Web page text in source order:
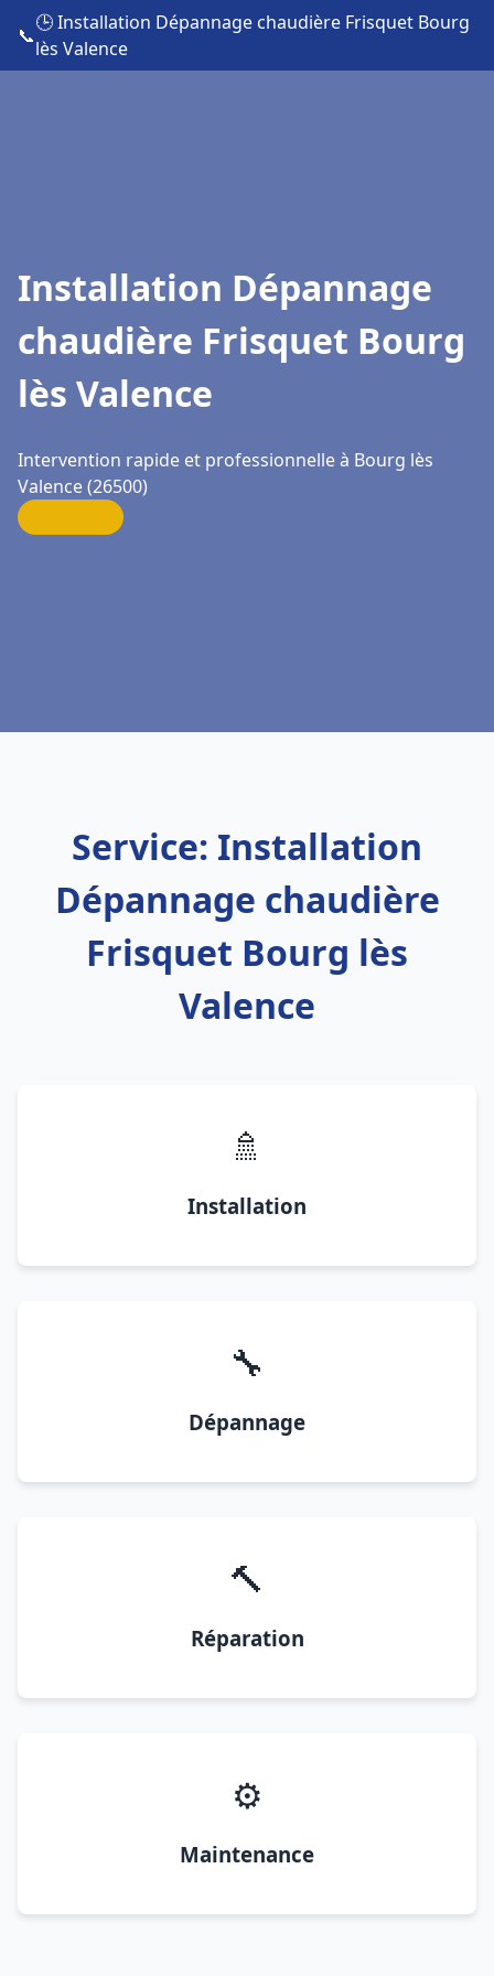
📞
🕒 Installation Dépannage chaudière Frisquet Bourg
lès Valence
Installation Dépannage
chaudière Frisquet Bourg
lès Valence
Intervention rapide et professionnelle à Bourg lès
Valence (26500)
Service: Installation
Dépannage chaudière
Frisquet Bourg lès
Valence
🚿
Installation
🔧
Dépannage
🔨
Réparation
⚙️
Maintenance